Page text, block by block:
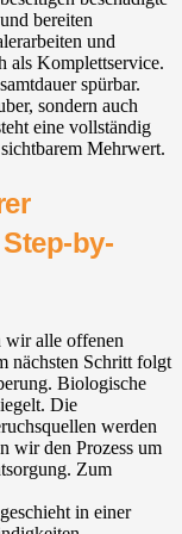
bereiten
und
als Komplettservice.
spürbar.
sondern auch
eine vollständig
Mehrwert.
by-
wir alle offenen
nächsten Schritt folgt
Biologische
Die
werden
wir den Prozess um
Zum
in einer